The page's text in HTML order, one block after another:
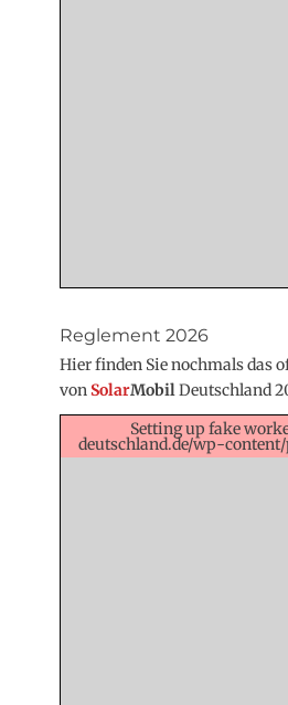
Reglement 2026
Hier finden Sie nochmals das
vonSolarMobilDeutschland
Setting up fake
deutschland.de/wp-